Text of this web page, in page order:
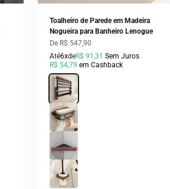
Toalheiro de Parede em Madeira
Nogueira para Banheiro Lenogue
Preço promocional
De R$ 547,90
Até6xdeR$ 91,31 Sem Juros
R$ 54,79 em Cashback
Cor
Porta Toalha
Porta Lenço
Porta Escova Sanitária